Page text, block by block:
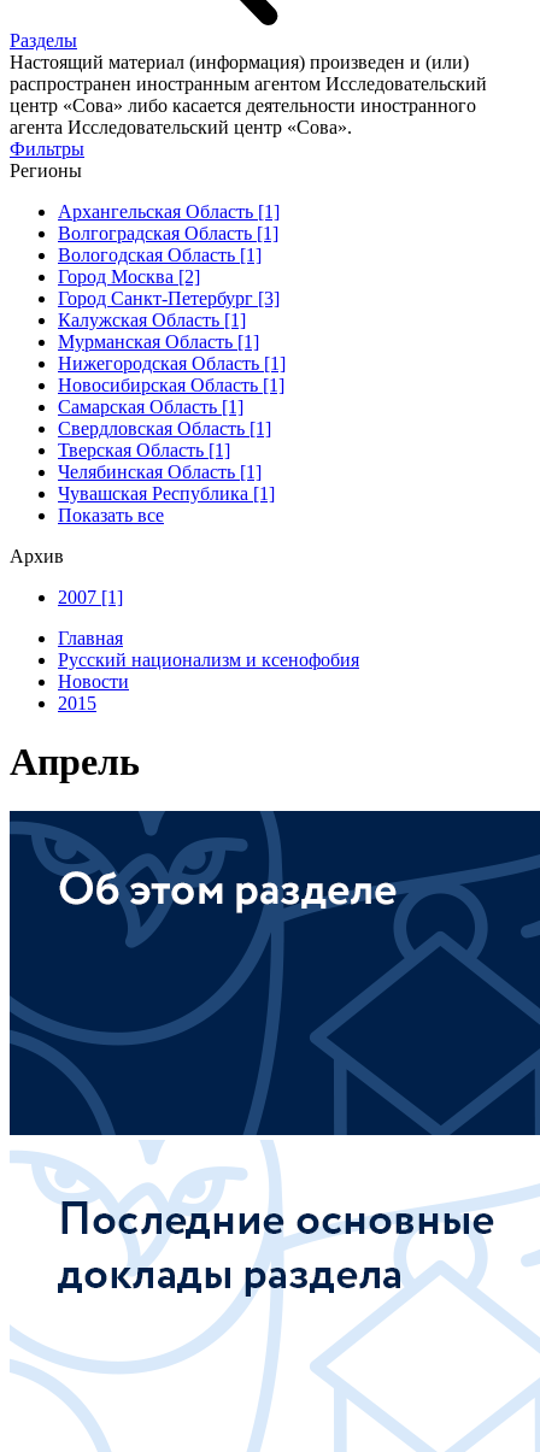
Разделы
Настоящий материал (информация) произведен и (или)
распространен иностранным агентом Исследовательский
центр «Сова» либо касается деятельности иностранного
агента Исследовательский центр «Сова».
Фильтры
Регионы
Архангельская Область [1]
Волгоградская Область [1]
Вологодская Область [1]
Город Москва [2]
Город Санкт-Петербург [3]
Калужская Область [1]
Мурманская Область [1]
Нижегородская Область [1]
Новосибирская Область [1]
Самарская Область [1]
Свердловская Область [1]
Тверская Область [1]
Челябинская Область [1]
Чувашская Республика [1]
Показать все
Архив
2007 [1]
Главная
Русский национализм и ксенофобия
Новости
2015
Апрель